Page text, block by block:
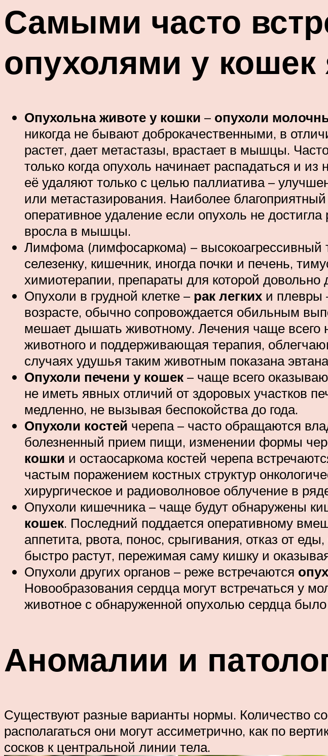
Самыми часто
опухолями у кошек
Опухольна животе у кошки – опухоли
никогда не бывают доброкачественными, в
растет, дает метастазы, врастает в мышцы.
только когда опухоль начинает распадаться и
её удаляют только с целью паллиатива –
или метастазирования. Наиболее
оперативное удаление если опухоль не
вросла в мышцы.
Лимфома (лимфосаркома) –
селезенку, кишечник, иногда почки и печень,
химиотерапии, препараты для которой довольно
Опухоли в грудной клетке – рак легких и плевры
возрасте, обычно сопровождается обильным
мешает дышать животному. Лечения чаще всего
животного и поддерживающая терапия,
случаях удушья таким животным показана
Опухоли печени у кошек – чаще всего
не иметь явных отличий от здоровых участков
медленно, не вызывая беспокойства до года.
Опухоли костей черепа – часто обращаются
болезненный прием пищи, изменении формы
кошки и остаосаркома костей черепа
частым поражением костных структур
хирургическое и радиоволновое облучение в
Опухоли кишечника – чаще будут обнаружены
кошек. Последний поддается оперативному
аппетита, рвота, понос, срыгивания, отказ от
быстро растут, пережимая саму кишку и
Опухоли других органов – реже встречаются
Новообразования сердца могут встречаться у
животное с обнаруженной опухолью сердца было
Аномалии и
Существуют разные варианты нормы. Количество
располагаться они могут ассиметрично, как по
сосков к центральной линии тела.